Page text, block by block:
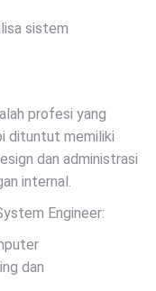
sistem
profesi yang
dituntut memiliki
dan administrasi
internal.
Engineer:
dan